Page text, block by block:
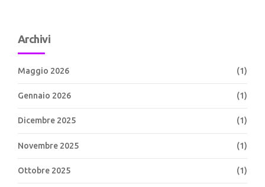
Archivi
Maggio 2026 (1)
Gennaio 2026 (1)
Dicembre 2025 (1)
Novembre 2025 (1)
Ottobre 2025 (1)